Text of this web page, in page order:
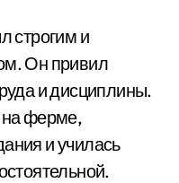
строгим и
Он привил
и дисциплины.
на ферме,
и училась